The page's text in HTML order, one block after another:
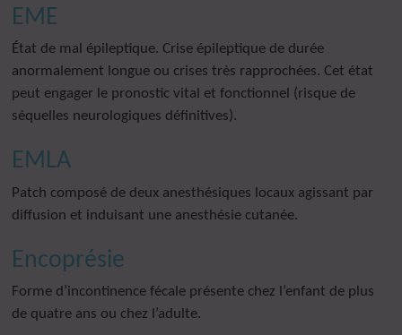
EME
État de mal épileptique. Crise épileptique de durée
anormalement longue ou crises très rapprochées. Cet état
peut engager le pronostic vital et fonctionnel (risque de
séquelles neurologiques définitives).
EMLA
Patch composé de deux anesthésiques locaux agissant par
diffusion et induisant une anesthésie cutanée.
Encoprésie
Forme d’incontinence fécale présente chez l’enfant de plus
de quatre ans ou chez l’adulte.